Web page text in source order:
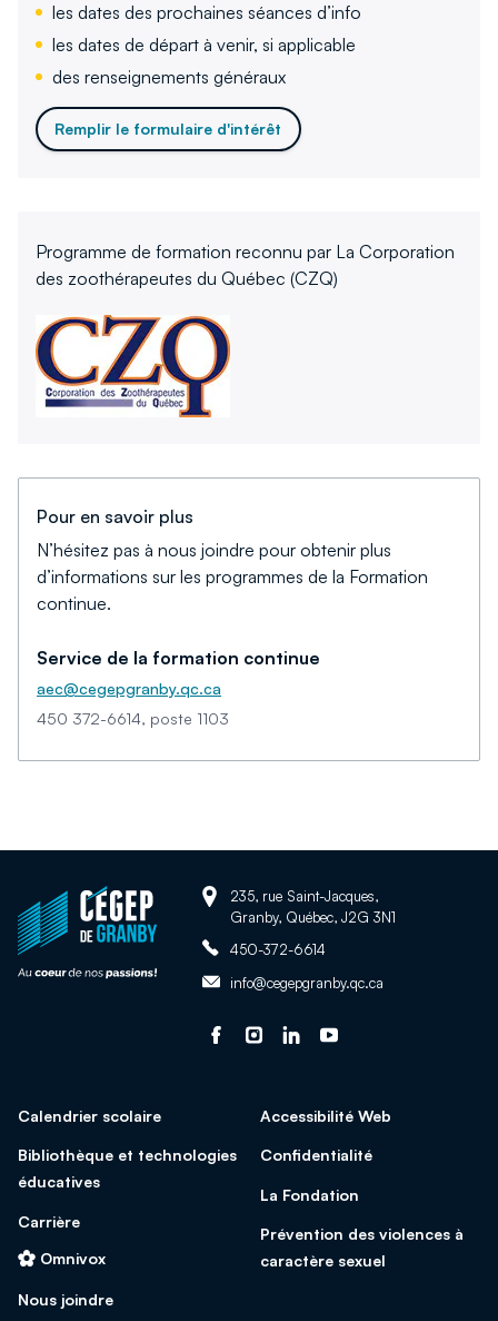
les dates des prochaines séances d’info
les dates de départ à venir, si applicable
des renseignements généraux
Remplir le formulaire d'intérêt
Programme de formation reconnu par La Corporation
des zoothérapeutes du Québec (CZQ)
Pour en savoir plus
N’hésitez pas à nous joindre pour obtenir plus
d’informations sur les programmes de la Formation
continue.
Service de la formation continue
aec@cegepgranby.qc.ca
450 372-6614, poste 1103
Retour
à
page
Adresse:235, rue Saint-Jacques,
Granby, Québec, J2G 3N1
Téléphone:
450-372-6614
Adresse
info@cegepgranby.qc.ca
Suivez-
facebook
Ce
une
fenêtre
Suivez-
Instagram
Ce
dans
une
fenêtre
Suivez-
Linked
In
Ce
dans
une
fenêtre
Suivez-
Youtube
Ce
dans
une
fenêtre
Calendrier scolaire
Bibliothèque et technologies
éducatives
Carrière
Omnivox
Nous joindre
Accessibilité Web
Confidentialité
La Fondation
Prévention des violences à
caractère sexuel